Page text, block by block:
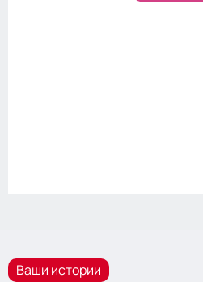
Ваши истории